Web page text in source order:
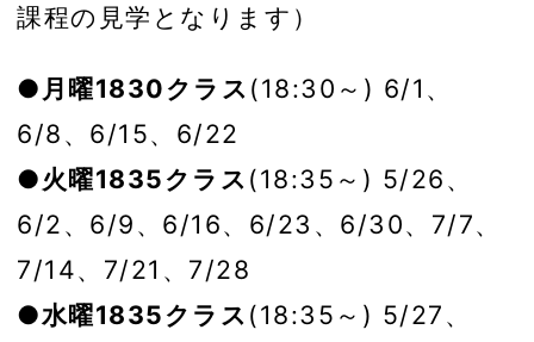
課程の見学となります）
●月曜1830クラス(18:30～) 6/1、
6/8、6/15、6/22
●火曜1835クラス(18:35～) 5/26、
6/2、6/9、6/16、6/23、6/30、7/7、
7/14、7/21、7/28
●水曜1835クラス(18:35～) 5/27、